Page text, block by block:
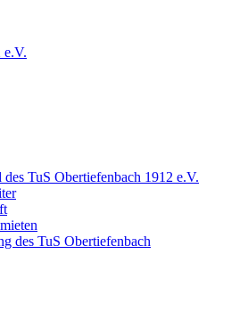
e.V.
des TuS Obertiefenbach 1912 e.V.
des TuS Obertiefenbach